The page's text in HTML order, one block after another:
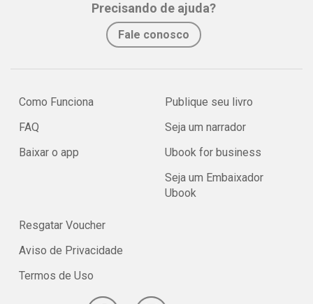
Precisando de ajuda?
Fale conosco
Como Funciona
FAQ
Baixar o app
Publique seu livro
Seja um narrador
Ubook for business
Seja um Embaixador
Ubook
Resgatar Voucher
Aviso de Privacidade
Termos de Uso